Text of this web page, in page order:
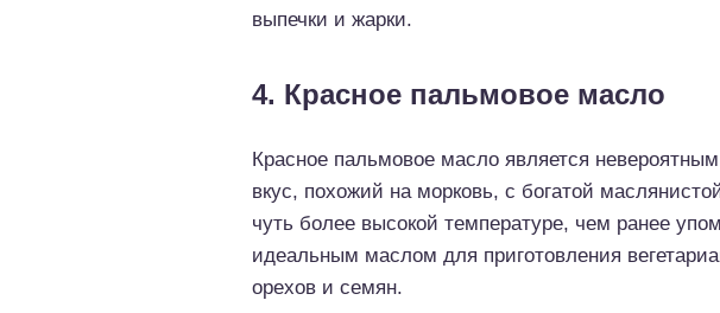
выпечки и жарки.
4. Красное пальмовое масло
Красное пальмовое масло является
вкус, похожий на морковь, с богатой
чуть более высокой температуре, чем ранее
идеальным маслом для приготовления
орехов и семян.